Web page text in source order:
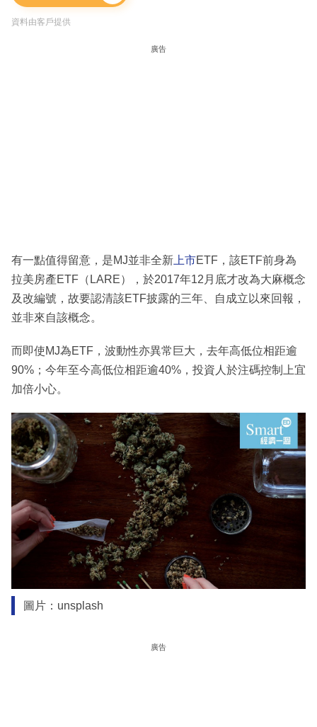
資料由客戶提供
廣告
有一點值得留意，是MJ並非全新 上市ETF，該ETF前身為
拉美房產ETF（LARE），於2017年12月底才改為大麻概念
及改編號，故要認清該ETF披露的三年、自成立以來回報，
並非來自該概念。
而即使MJ為ETF，波動性亦異常巨大，去年高低位相距逾
90%；今年至今高低位相距逾40%，投資人於注碼控制上宜
加倍小心。
圖片：unsplash
廣告